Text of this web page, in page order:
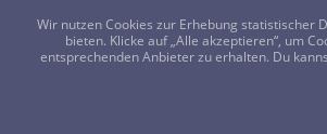
Wir nutzen Cookies zur Erhebung statistischer
bieten. Klicke auf „Alle akzeptieren“, um
entsprechenden Anbieter zu erhalten. Du